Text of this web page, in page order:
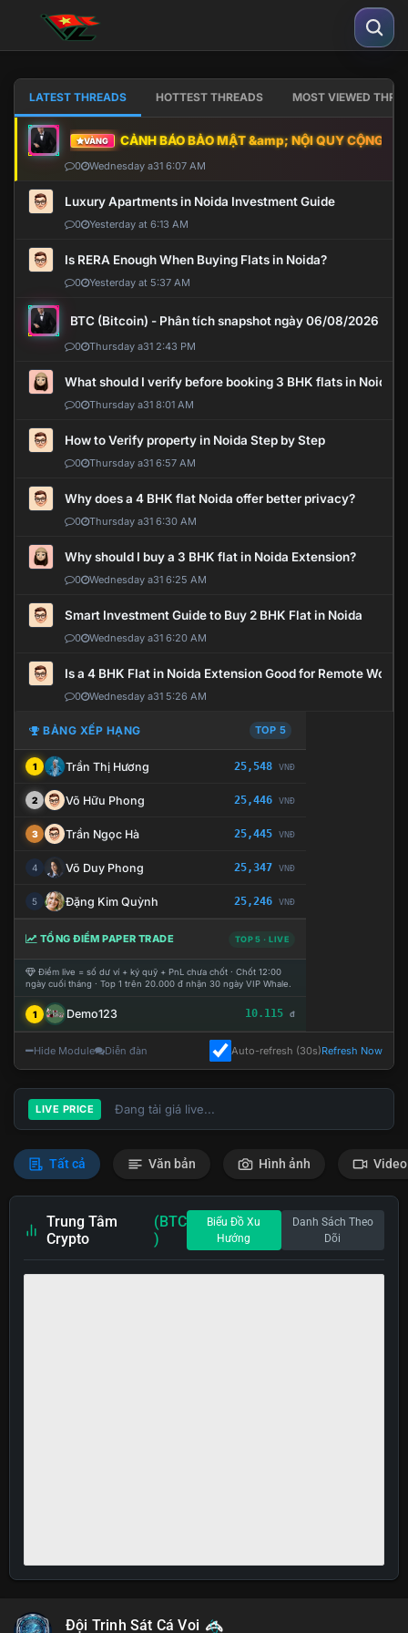
LATEST THREADS HOTTEST THREADS MOST VIEWED
VÀNG CẢNH BÁO BẢO MẬT &amp; NỘI QUY CỘNG
0 Wednesday a31 6:07 AM
Luxury Apartments in Noida Investment Guide
0 Yesterday at 6:13 AM
Is RERA Enough When Buying Flats in Noida?
0 Yesterday at 5:37 AM
BTC (Bitcoin) - Phân tích snapshot ngày 06/08/2026
0 Thursday a31 2:43 PM
What should I verify before booking 3 BHK flats in Noida?
0 Thursday a31 8:01 AM
How to Verify property in Noida Step by Step
0 Thursday a31 6:57 AM
Why does a 4 BHK flat Noida offer better privacy?
0 Thursday a31 6:30 AM
Why should I buy a 3 BHK flat in Noida Extension?
0 Wednesday a31 6:25 AM
Smart Investment Guide to Buy 2 BHK Flat in Noida
0 Wednesday a31 6:20 AM
Is a 4 BHK Flat in Noida Extension Good for Remote Work?
0 Wednesday a31 5:26 AM
BẢNG XẾP HẠNG TOP 5
1 Trần Thị Hương 25,548 VNĐ
2 Võ Hữu Phong 25,446 VNĐ
3 Trần Ngọc Hà 25,445 VNĐ
4 Võ Duy Phong 25,347 VNĐ
5 Đặng Kim Quỳnh 25,246 VNĐ
TỔNG ĐIỂM PAPER TRADE TOP 5 · LIVE
Điểm live = số dư ví + ký quỹ + PnL chưa chốt · Chốt 12:00
ngày cuối tháng · Top 1 trên 20.000 đ nhận 30 ngày VIP Whale.
1 Demo123 10.115 đ
Hide Module Diễn đàn Auto-refresh (30s)Refresh Now
LIVE PRICE Đang tải giá live...
Tất cả Văn bản Hình ảnh Video
Trung Tâm
Crypto
(BTC
)
Biểu Đồ Xu
Hướng
Danh Sách Theo
Dõi
Đội Trinh Sát Cá Voi